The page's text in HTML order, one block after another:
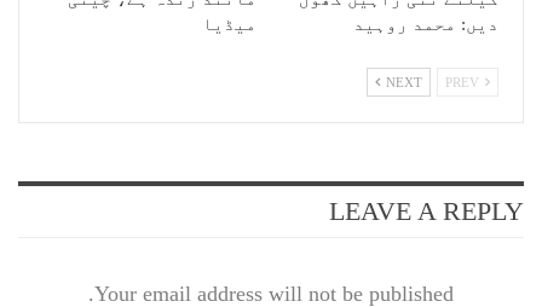
دیں: محمد روہید
میڈیا
NEXT
LEAVE A REPLY
Your email address will not be published.